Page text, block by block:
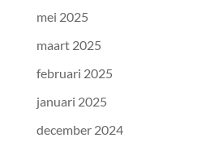
mei 2025
maart 2025
februari 2025
januari 2025
december 2024